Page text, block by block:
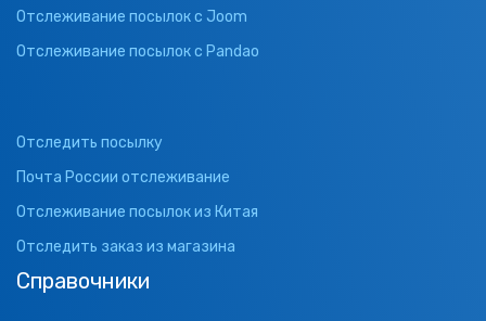
Отслеживание посылок с Joom
Отслеживание посылок с Pandao
Отследить посылку
Почта России отслеживание
Отслеживание посылок из Китая
Отследить заказ из магазина
Справочники